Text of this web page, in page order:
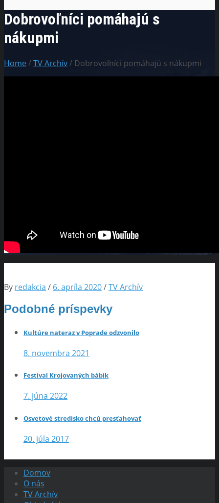
Dobrovoľníci pomáhajú s
nákupmi
Home/TV Archív/ Dobrovoľníci pomáhajú s nákupmi
By redakcia / 6. apríla 2020/TV Archív
Podobné príspevky
Kultúre nateraz v Poprade odzvonilo
8. novembra 2021
Festival Krojovaných bábik
7. júna 2022
Osvetové stredisko chcú presťahovať
20. júla 2017
Domov
O nás
TV Archív